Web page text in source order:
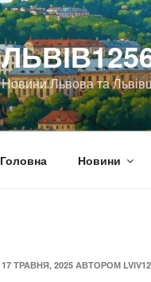
Новини Львова та
Головна Новини
ОПУБЛІКОВАНО
17 ТРАВНЯ, 2025 АВТОРОМ